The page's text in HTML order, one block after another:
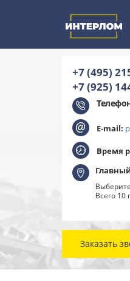
+7 (495)
+7 (925)
E-mail:
Время
Всего 10
Заказать